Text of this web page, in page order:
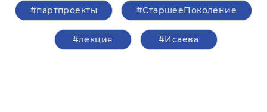
#партпроекты #СтаршееПоколение
#лекция #Исаева